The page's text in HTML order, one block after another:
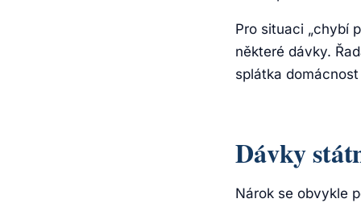
Pro situaci „chybí
některé dávky.
splátka
Dávky
Nárok se obvykle